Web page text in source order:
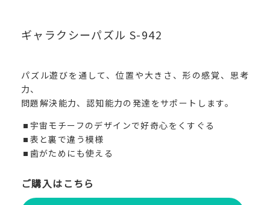
ギャラクシーパズル S-942
パズル遊びを通して、位置や大きさ、形の感覚、思考
力、
問題解決能力、認知能力の発達をサポートします。
宇宙モチーフのデザインで好奇心をくすぐる
表と裏で違う模様
歯がためにも使える
ご購入はこちら